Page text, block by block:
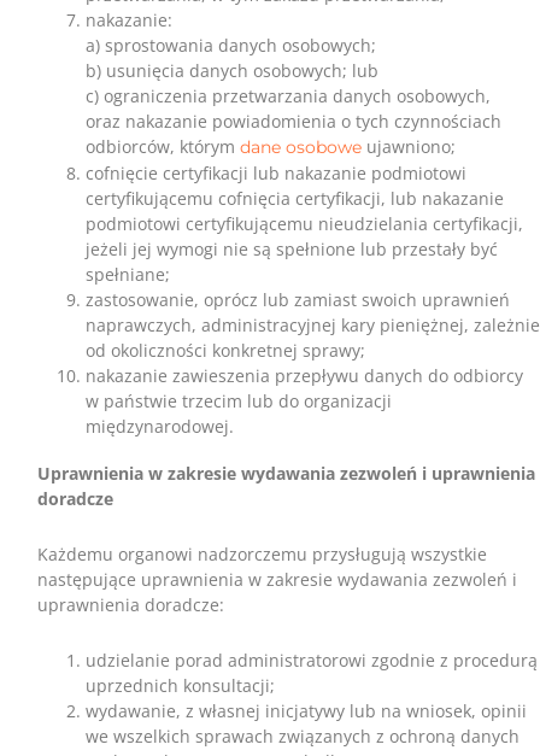
nakazanie:
a) sprostowania danych osobowych;
b) usunięcia danych osobowych; lub
c) ograniczenia przetwarzania danych osobowych,
oraz nakazanie powiadomienia o tych czynnościach
odbiorców, którym dane osobowe ujawniono;
cofnięcie certyfikacji lub nakazanie podmiotowi
certyfikującemu cofnięcia certyfikacji, lub nakazanie
podmiotowi certyfikującemu nieudzielania certyfikacji,
jeżeli jej wymogi nie są spełnione lub przestały być
spełniane;
zastosowanie, oprócz lub zamiast swoich uprawnień
naprawczych, administracyjnej kary pieniężnej, zależnie
od okoliczności konkretnej sprawy;
nakazanie zawieszenia przepływu danych do odbiorcy
w państwie trzecim lub do organizacji
międzynarodowej.
Uprawnienia w zakresie wydawania zezwoleń i uprawnienia
doradcze
Każdemu organowi nadzorczemu przysługują wszystkie
następujące uprawnienia w zakresie wydawania zezwoleń i
uprawnienia doradcze:
udzielanie porad administratorowi zgodnie z procedurą
uprzednich konsultacji;
wydawanie, z własnej inicjatywy lub na wniosek, opinii
we wszelkich sprawach związanych z ochroną danych